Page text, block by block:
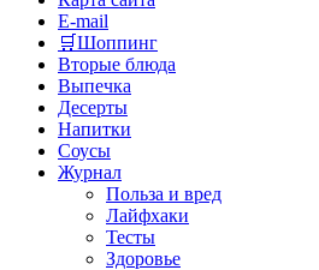
E-mail
🛒Шоппинг
Вторые блюда
Выпечка
Десерты
Напитки
Соусы
Журнал
Польза и вред
Лайфхаки
Тесты
Здоровье